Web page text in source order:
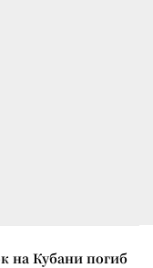
на Кубани погиб